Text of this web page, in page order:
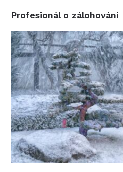
Profesionál o zálohování